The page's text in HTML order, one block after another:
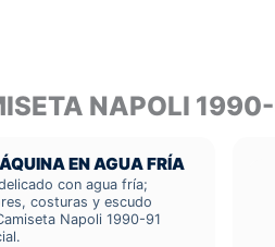
NAPOLI
EN AGUA FRÍA
con agua fría;
costuras y escudo
Napoli 1990-91